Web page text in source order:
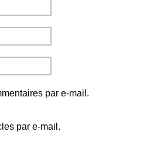
par e-mail.
par e-mail.